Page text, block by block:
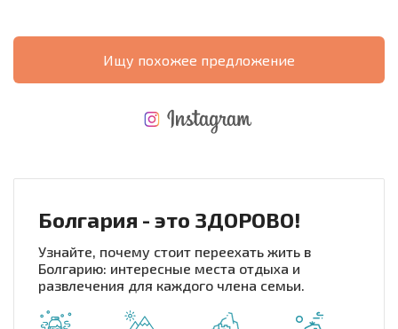
Ищу похожее предложение
Болгария - это ЗДОРОВО!
Узнайте, почему стоит переехать жить в
Болгарию: интересные места отдыха и
развлечения для каждого члена семьи.